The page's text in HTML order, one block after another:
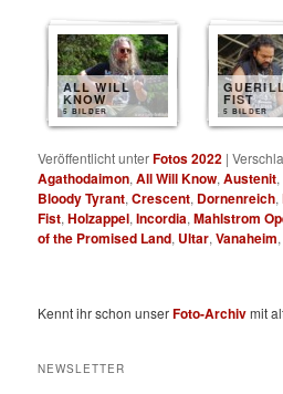
ALL WILL
KNOW
5 BILDER
FIST
5 BILDER
Veröffentlicht unterFotos 2022 |
Agathodaimon,All Will Know,Austenit,
Bloody Tyrant,Crescent, Dornenreich,
Fist,Holzappel,Incordia,Mahlstrom
of the Promised Land, Ultar,Vanaheim
Kennt ihr schon unserFoto-Archivmit
NEWSLETTER